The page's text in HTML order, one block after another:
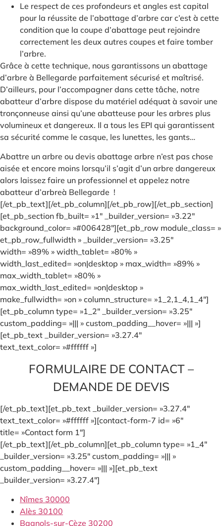
Le respect de ces profondeurs et angles est capital
pour la réussite de l’abattage d’arbre car c’est à cette
condition que la coupe d’abattage peut rejoindre
correctement les deux autres coupes et faire tomber
l’arbre.
Grâce à cette technique, nous garantissons un abattage
d’arbre à Bellegarde parfaitement sécurisé et maîtrisé.
D’ailleurs, pour l’accompagner dans cette tâche, notre
abatteur d’arbre dispose du matériel adéquat à savoir une
tronçonneuse ainsi qu’une abatteuse pour les arbres plus
volumineux et dangereux. Il a tous les EPI qui garantissent
sa sécurité comme le casque, les lunettes, les gants…
Abattre un arbre ou devis abattage arbre n’est pas chose
aisée et encore moins lorsqu’il s’agit d’un arbre dangereux
alors laissez faire un professionnel et appelez notre
abatteur d’arbreà Bellegarde !
[/et_pb_text][/et_pb_column][/et_pb_row][/et_pb_section]
[et_pb_section fb_built= »1″ _builder_version= »3.22″
background_color= »#006428″][et_pb_row module_class= »
et_pb_row_fullwidth » _builder_version= »3.25″
width= »89% » width_tablet= »80% »
width_last_edited= »on|desktop » max_width= »89% »
max_width_tablet= »80% »
max_width_last_edited= »on|desktop »
make_fullwidth= »on » column_structure= »1_2,1_4,1_4″]
[et_pb_column type= »1_2″ _builder_version= »3.25″
custom_padding= »||| » custom_padding__hover= »||| »]
[et_pb_text _builder_version= »3.27.4″
text_text_color= »#ffffff »]
FORMULAIRE DE CONTACT –
DEMANDE DE DEVIS
[/et_pb_text][et_pb_text _builder_version= »3.27.4″
text_text_color= »#ffffff »][contact-form-7 id= »6″
title= »Contact form 1″]
[/et_pb_text][/et_pb_column][et_pb_column type= »1_4″
_builder_version= »3.25″ custom_padding= »||| »
custom_padding__hover= »||| »][et_pb_text
_builder_version= »3.27.4″]
Nîmes 30000
Alès 30100
Bagnols-sur-Cèze 30200